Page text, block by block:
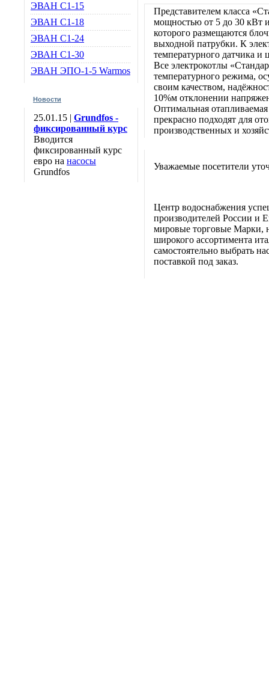
ЭВАН С1-15
ЭВАН С1-18
ЭВАН С1-24
ЭВАН С1-30
ЭВАН ЭПО-1-5 Warmos
Новости
25.01.15 | Grundfos -
фиксированный курс
Вводится
фиксированный курс
евро на насосы
Grundfos
Представителем класса
мощностью от 5 до 30 кВт
которого размещаются
выходной патрубки. К
температурного датчика и
Все электрокотлы
температурного режима,
своим качеством,
10%м отклонении
Оптимальная
прекрасно подходят для
производственных и
Уважаемые посетители
Центр водоснабжения
производителей России и
мировые торговые Марки,
широкого ассортимента
самостоятельно выбрать
поставкой под заказ.